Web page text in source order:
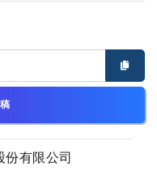
有限公司